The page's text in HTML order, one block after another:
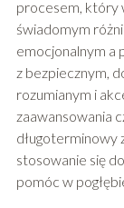
procesem, który
świadomym
emocjonalnym a
z bezpiecznym,
rozumianym i
zaawansowania
długoterminowy
stosowanie się
pomóc w